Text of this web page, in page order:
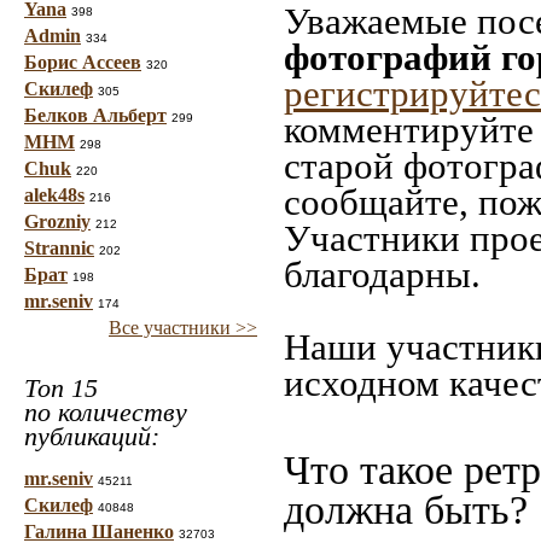
Yana 398
Admin 334
Борис Ассеев 320
Скилеф 305
Белков Альберт 299
МНМ 298
Chuk 220
alek48s 216
Grozniy 212
Strannic 202
Брат 198
mr.seniv 174
Все участники >>
Топ 15
по количеству
публикаций:
mr.seniv 45211
Скилеф 40848
Галина Шаненко 32703
Уважаемые
фотографий
старой
сообщайте,
Участники
благодарны.
Наши
исходном
Что такое
должна быть?